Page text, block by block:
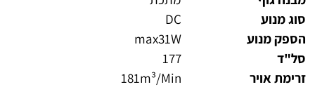
סוג מנוע
DC
הספק מנוע
max31W
סל"ד
177
זרימת אויר
181m³/Min